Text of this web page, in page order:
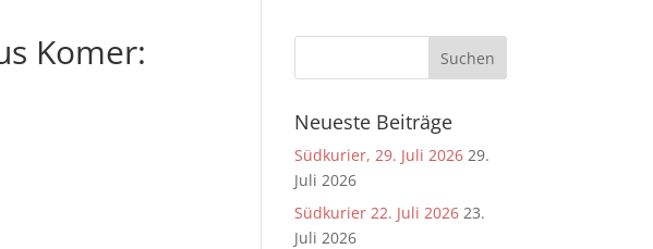
Komer:
Neueste Beiträge
Südkurier, 29. Juli 2026 29.
Juli 2026
Südkurier 22. Juli 2026 23.
Juli 2026